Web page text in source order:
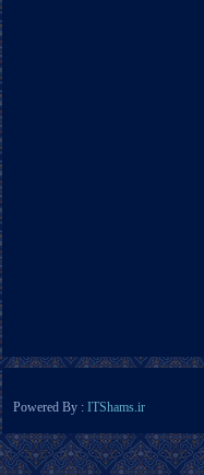
Powered By : ITShams.ir